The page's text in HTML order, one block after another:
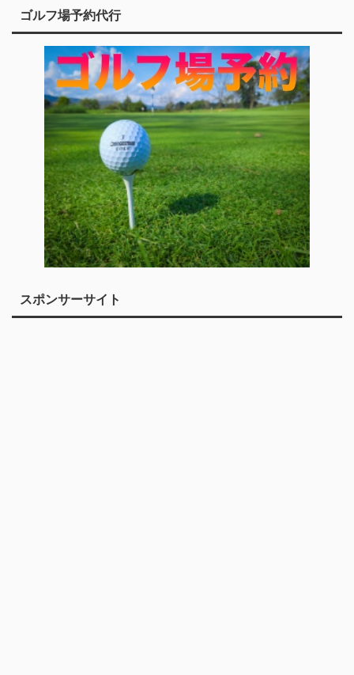
ゴルフ場予約代行
スポンサーサイト